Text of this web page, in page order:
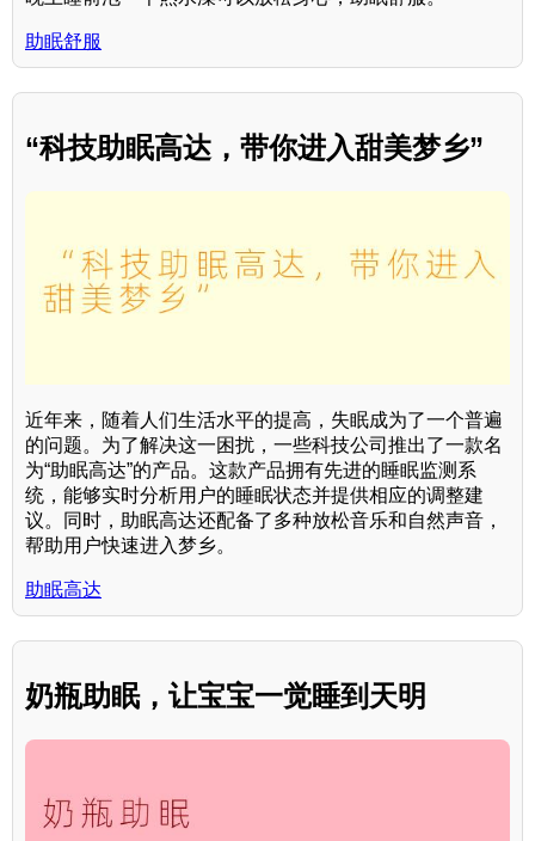
助眠舒服
“科技助眠高达，带你进入甜美梦乡”
近年来，随着人们生活水平的提高，失眠成为了一个普遍
的问题。为了解决这一困扰，一些科技公司推出了一款名
为“助眠高达”的产品。这款产品拥有先进的睡眠监测系
统，能够实时分析用户的睡眠状态并提供相应的调整建
议。同时，助眠高达还配备了多种放松音乐和自然声音，
帮助用户快速进入梦乡。
助眠高达
奶瓶助眠，让宝宝一觉睡到天明